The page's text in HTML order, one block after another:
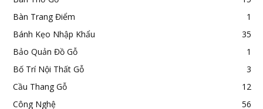
Bàn Trang Điểm
1
Bánh Kẹo Nhập Khẩu
35
Bảo Quản Đồ Gỗ
1
Bố Trí Nội Thất Gỗ
3
Cầu Thang Gỗ
12
Công Nghệ
56